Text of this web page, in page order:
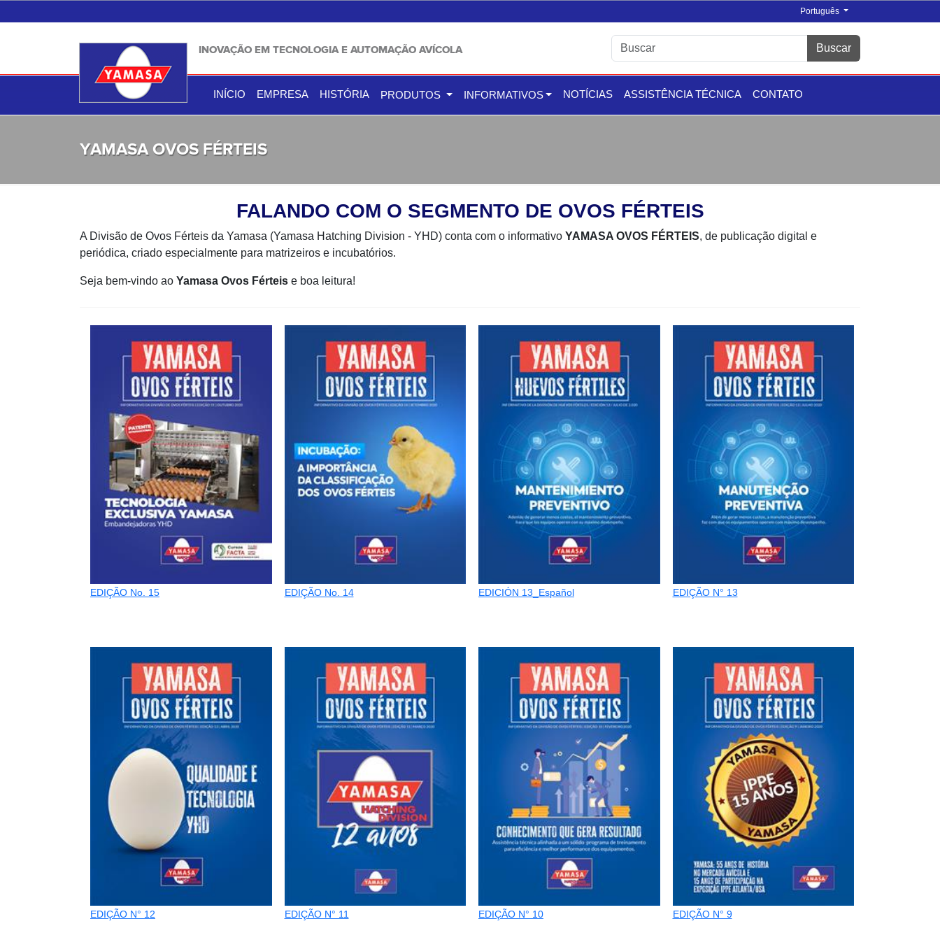
Português
INOVAÇÃO EM TECNOLOGIA E AUTOMAÇÃO AVÍCOLA Buscar
INÍCIO EMPRESA HISTÓRIA PRODUTOS INFORMATIVOS NOTÍCIAS ASSISTÊNCIA TÉCNICA CONTATO
YAMASA OVOS FÉRTEIS
FALANDO COM O SEGMENTO DE OVOS FÉRTEIS
A Divisão de Ovos Férteis da Yamasa (Yamasa Hatching Division - YHD) conta com o informativo YAMASA OVOS FÉRTEIS, de publicação digital e
periódica, criado especialmente para matrizeiros e incubatórios.
Seja bem-vindo ao Yamasa Ovos Férteis e boa leitura!
EDIÇÃO No. 15 EDIÇÃO No. 14 EDICIÓN 13_Español EDIÇÃO N° 13
EDIÇÃO N° 12 EDIÇÃO N° 11 EDIÇÃO N° 10 EDIÇÃO N° 9